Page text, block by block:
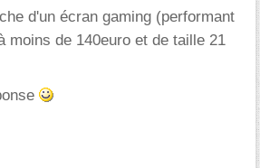
d'un écran gaming (performant
moins de 140euro et de taille 21